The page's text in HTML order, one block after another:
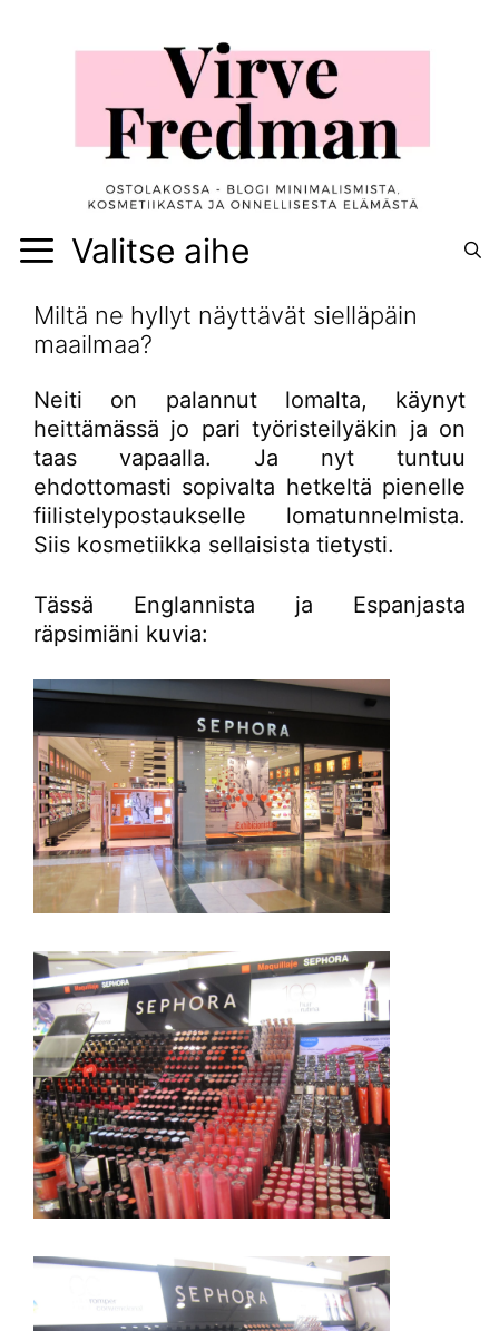
Valitse aihe
Miltä ne hyllyt näyttävät sielläpäin
maailmaa?
Neiti on palannut lomalta, käynyt
heittämässä jo pari työristeilyäkin ja on
taas vapaalla. Ja nyt tuntuu
ehdottomasti sopivalta hetkeltä pienelle
fiilistelypostaukselle lomatunnelmista.
Siis kosmetiikka sellaisista tietysti.
Tässä Englannista ja Espanjasta
räpsimiäni kuvia: